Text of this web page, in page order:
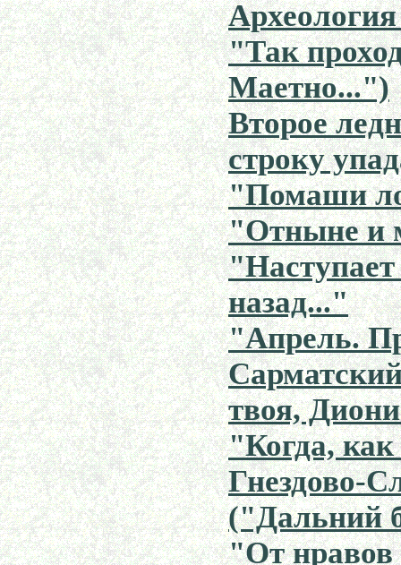
"Так
Маетно...")
Второе
строку
"Помаши
"Отныне и
"Наступает
назад..."
"Апрель.
твоя,
"Когда,
Гнездово-
("Дальний
"От нравов